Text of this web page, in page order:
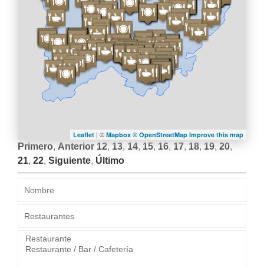
Leaflet | © Mapbox © OpenStreetMap Improve this map
Primero, Anterior 12, 13, 14, 15, 16, 17, 18, 19, 20,
21, 22, Siguiente, Último